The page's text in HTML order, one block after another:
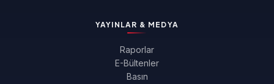
YAYINLAR & MEDYA
Raporlar
E-Bültenler
Basın